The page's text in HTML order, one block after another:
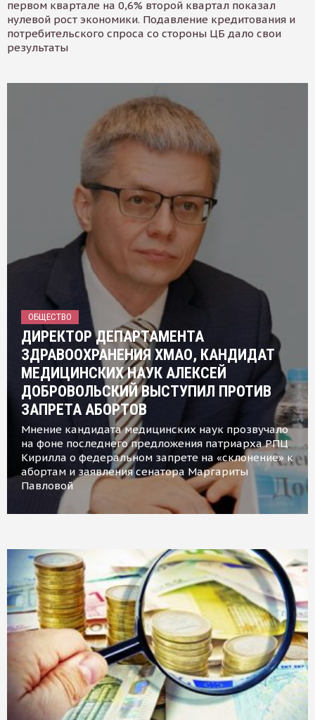
первом квартале на 0,6% второй квартал показал
нулевой рост экономики. Подавление кредитования и
потребительского спроса со стороны ЦБ дало свои
результаты
ОБЩЕСТВО
ДИРЕКТОР ДЕПАРТАМЕНТА
ЗДРАВООХРАНЕНИЯ ХМАО, КАНДИДАТ
МЕДИЦИНСКИХ НАУК АЛЕКСЕЙ
ДОБРОВОЛЬСКИЙ ВЫСТУПИЛ ПРОТИВ
ЗАПРЕТА АБОРТОВ
Мнение кандидата медицинских наук прозвучало
на фоне последнего предложения патриарха РПЦ
Кирилла о федеральном запрете на «склонение» к
абортам и заявления сенатора Маргариты
Павловой